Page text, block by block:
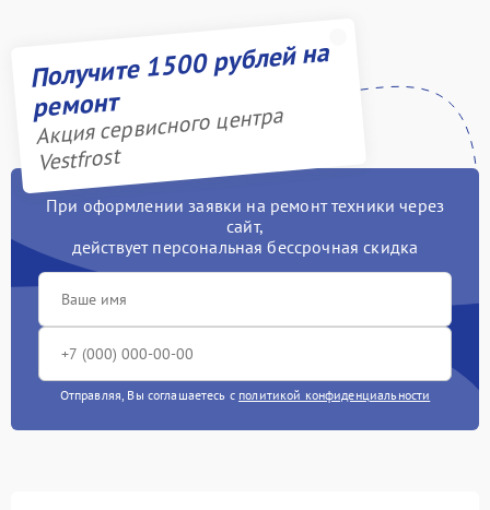
Получите 1500 рублей на
ремонт
Акция сервисного центра
Vestfrost
При оформлении заявки на ремонт техники через
сайт,
действует персональная бессрочная скидка
Отправляя, Вы соглашаетесь с политикой конфиденциальности